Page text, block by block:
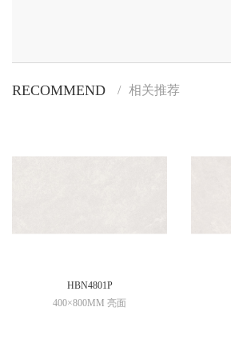
RECOMMEND / 相关推荐
HBN4801P
400×800MM 亮面